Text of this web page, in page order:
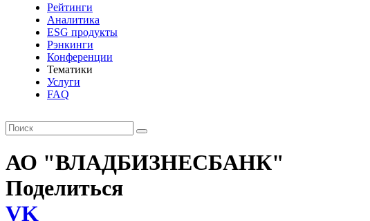
Рейтинги
Аналитика
ESG продукты
Рэнкинги
Конференции
Тематики
Услуги
FAQ
АО "ВЛАДБИЗНЕСБАНК"
Поделиться
VK